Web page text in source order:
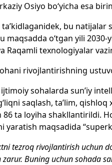
Osiyo bo‘yicha esa
bu natijalar
maqsadda o‘tgan yili
Raqamli texnologiyalar
rivojlantirishning
sohalarda sun’iy
saqlash, ta’lim,
ta loyiha shakllantirildi.
yaratish maqsadida
tezroq rivojlantirish uchun
zarur. Buning uchun sohada